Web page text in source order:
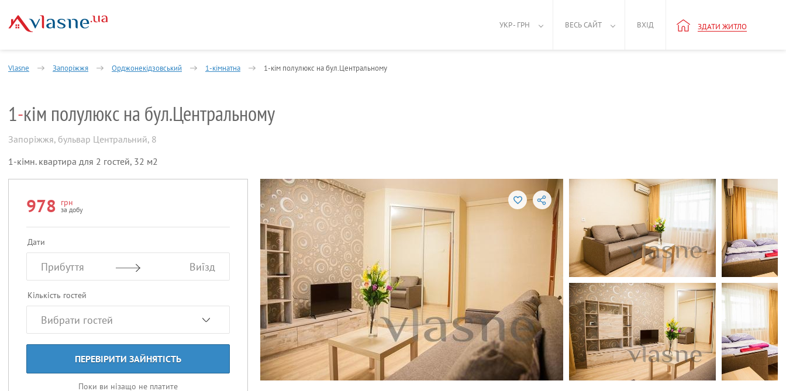
УКР - ГРН ВЕСЬ САЙТ ВХІД ЗДАТИ ЖИТЛО
Vlasne Запоріжжя Орджонекідзовський 1-кімнатна 1-кім полулюкс на бул.Центральному
1-кім полулюкс на бул.Центральному
Запоріжжя, бульвар Центральний, 8
1-кімн. квартира для 2 гостей, 32 м2
978 грн
за добу
Дати
Прибуття Виїзд
Кількість гостей
ПЕРЕВІРИТИ ЗАЙНЯТІСТЬ
Поки ви нізащо не платите